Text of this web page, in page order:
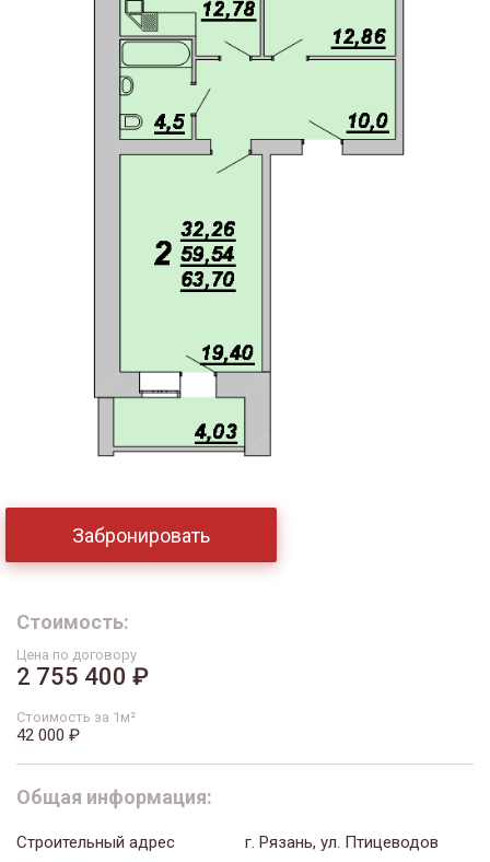
Забронировать
Стоимость:
Цена по договору
2 755 400 ₽
Стоимость за 1м²
42 000 ₽
Общая информация:
Строительный адрес
г. Рязань, ул. Птицеводов